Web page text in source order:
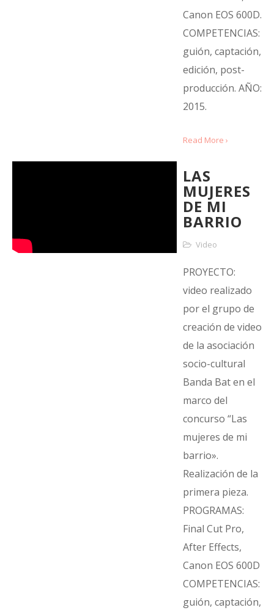
Canon EOS 600D.
COMPETENCIAS:
guión, captación,
edición, post-
producción. AÑO:
2015.
Read More ›
LAS
MUJERES
DE MI
BARRIO
Video
PROYECTO:
video realizado
por el grupo de
creación de video
de la asociación
socio-cultural
Banda Bat en el
marco del
concurso “Las
mujeres de mi
barrio».
Realización de la
primera pieza.
PROGRAMAS:
Final Cut Pro,
After Effects,
Canon EOS 600D
COMPETENCIAS:
guión, captación,